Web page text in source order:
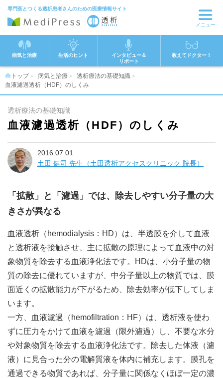
専門医とつくる透析患者さんのための医療情報サイト
メニュー
病気と治療 生活のヒント
インタビュー＆
リポート
教えてドクター！
トップ 病気と治療
透析療法の基礎知識
血液濾過透析（HDF）のしくみ
透析療法の基礎知識
血液濾過透析（HDF）のしくみ
2016.07.01
土田 健司 先生（土田透析アクセスクリニック 院長）
「拡散」と「濾過」では、除去しやすい分子量の大
きさが異なる
血液透析（hemodialysis：HD）は、半透膜を介して血液
と透析液を接触させ、主に拡散の原理によって血液中の対
象物質を除去する血液浄化法です。HDは、小分子量の物
質の除去に優れていますが、中分子量以上の物質では、膜
面近くの拡散能力が下がるため、除去効率が低下してしま
います。
一方、血液濾過（hemofiltration：HF）は、透析液を使わ
ずに圧力をかけて血液を濾過（限外濾過）し、不要な水分
や対象物質を除去する血液浄化法です。除去した体液（濾
液）に見合った分の電解質液を体内に補充します。膜孔を
通過できる物質であれば、分子量に関係なくほぼ一定の濃